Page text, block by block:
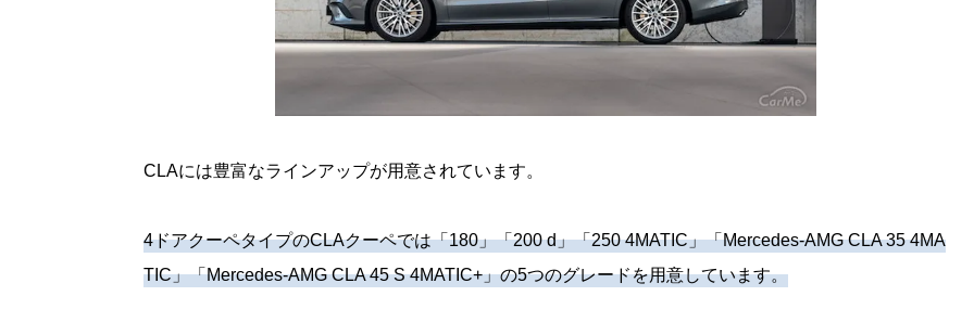
CLAには豊富なラインアップが用意されています。
4ドアクーペタイプのCLAクーペでは「180」「200 d」「250 4MATIC」「Mercedes-AMG CLA 35 4MA
TIC」「Mercedes-AMG CLA 45 S 4MATIC+」の5つのグレードを用意しています。